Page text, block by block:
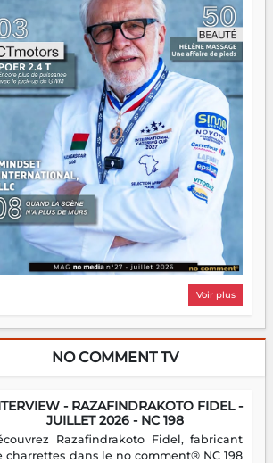
on pourrait s'arrêter là, applaudir et
chez soi satisfait. Mais ce serait
à côté d'une chose essentielle. La
ça brûle fort — et parfois, ça brûle
Une flamme sans direction peut
autant qu'elle peut consumer. C'est
que les aînés entrent en scène — pas
reprendre le gouvernail, mais pour
où sont les récifs. Les jeunes ont la
les vieux ont l'expérience, comme on
Ce n'est pas un combat de générations
c'est une question d'équipage. Partagez
réussites, mais aussi vos échecs. Surtout
échecs, d'ailleurs — ils enseignent
que n'importe quel manuel. À
la barque avance. Il faut juste
que tout le monde rame dans le
Voir plus
NO COMMENT TV
- RAZAFINDRAKOTO FIDEL -
JUILLET 2026 - NC 198
Razafindrakoto Fidel, fabricant
charrettes dans le no comment® NC 198